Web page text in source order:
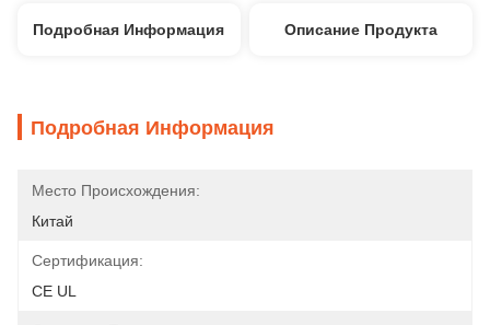
Подробная Информация Описание Продукта
Подробная Информация
Место Происхождения:
Китай
Сертификация:
CE UL